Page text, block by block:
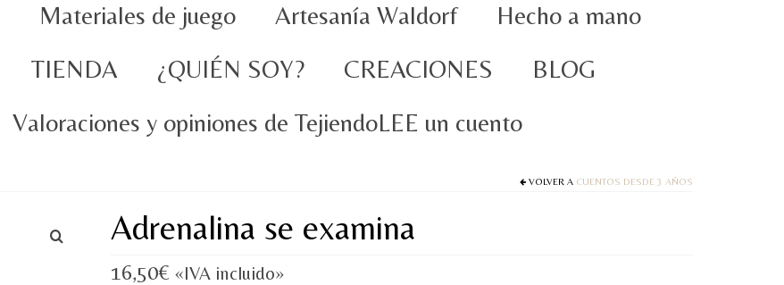
Materiales de juego Artesanía Waldorf
Hecho a mano
TIENDA ¿QUIÉN SOY? CREACIONES
BLOG
Valoraciones y opiniones de TejiendoLEE un cuento
VOLVER A CUENTOS DESDE 3 AÑOS
Adrenalina se examina
16,50€ «IVA incluido»